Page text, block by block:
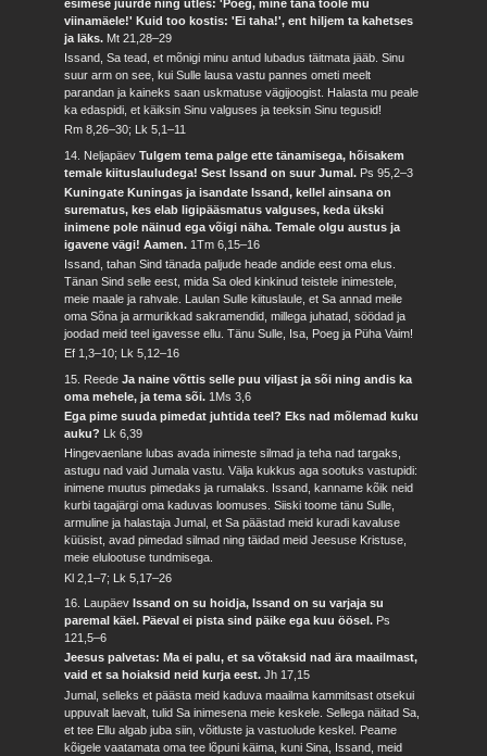
esimese juurde ning ütles: 'Poeg, mine täna tööle mu
viinamäele!' Kuid too kostis: 'Ei taha!', ent hiljem ta kahetses
ja läks. Mt 21,28–29
Issand, Sa tead, et mõnigi minu antud lubadus täitmata jääb. Sinu
suur arm on see, kui Sulle lausa vastu pannes ometi meelt
parandan ja kaineks saan uskmatuse vägijoogist. Halasta mu peale
ka edaspidi, et käiksin Sinu valguses ja teeksin Sinu tegusid!
Rm 8,26–30; Lk 5,1–11
14. NeljapäevTulgem tema palge ette tänamisega, hõisakem
temale kiituslauludega! Sest Issand on suur Jumal. Ps 95,2–3
Kuningate Kuningas ja isandate Issand, kellel ainsana on
surematus, kes elab ligipääsmatus valguses, keda ükski
inimene pole näinud ega võigi näha. Temale olgu austus ja
igavene vägi! Aamen. 1Tm 6,15–16
Issand, tahan Sind tänada paljude heade andide eest oma elus.
Tänan Sind selle eest, mida Sa oled kinkinud teistele inimestele,
meie maale ja rahvale. Laulan Sulle kiituslaule, et Sa annad meile
oma Sõna ja armurikkad sakramendid, millega juhatad, söödad ja
joodad meid teel igavesse ellu. Tänu Sulle, Isa, Poeg ja Püha Vaim!
Ef 1,3–10; Lk 5,12–16
15. ReedeJa naine võttis selle puu viljast ja sõi ning andis ka
oma mehele, ja tema sõi. 1Ms 3,6
Ega pime suuda pimedat juhtida teel? Eks nad mõlemad kuku
auku? Lk 6,39
Hingevaenlane lubas avada inimeste silmad ja teha nad targaks,
astugu nad vaid Jumala vastu. Välja kukkus aga sootuks vastupidi:
inimene muutus pimedaks ja rumalaks. Issand, kanname kõik neid
kurbi tagajärgi oma kaduvas loomuses. Siiski toome tänu Sulle,
armuline ja halastaja Jumal, et Sa päästad meid kuradi kavaluse
küüsist, avad pimedad silmad ning täidad meid Jeesuse Kristuse,
meie elulootuse tundmisega.
Kl 2,1–7; Lk 5,17–26
16. LaupäevIssand on su hoidja, Issand on su varjaja su
paremal käel. Päeval ei pista sind päike ega kuu öösel. Ps
121,5–6
Jeesus palvetas: Ma ei palu, et sa võtaksid nad ära maailmast,
vaid et sa hoiaksid neid kurja eest.Jh 17,15
Jumal, selleks et päästa meid kaduva maailma kammitsast otsekui
uppuvalt laevalt, tulid Sa inimesena meie keskele. Sellega näitad Sa,
et tee Ellu algab juba siin, võitluste ja vastuolude keskel. Peame
kõigele vaatamata oma tee lõpuni käima, kuni Sina, Issand, meid